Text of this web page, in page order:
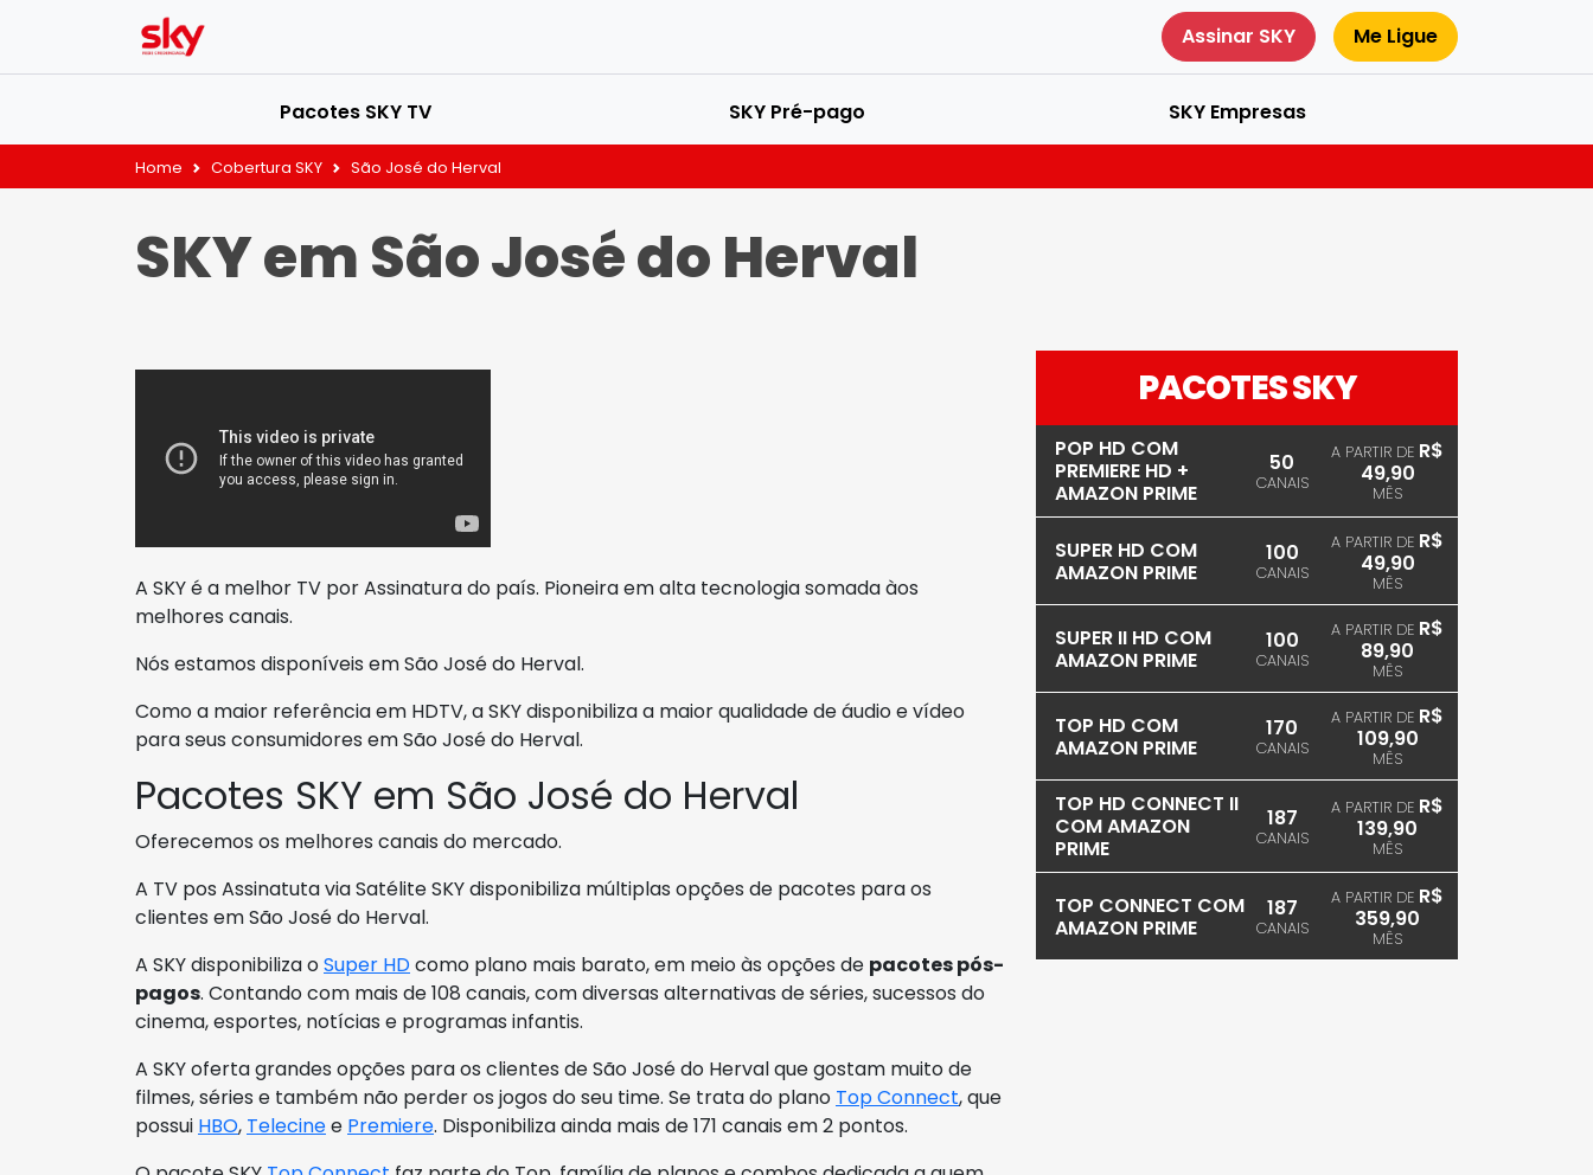
Assinar SKY Me Ligue
Pacotes SKY TV SKY Pré-pago SKY Empresas
Home Cobertura SKY São José do Herval
SKY em São José do Herval
A SKY é a melhor TV por Assinatura do país. Pioneira em alta tecnologia somada àos
melhores canais.
Nós estamos disponíveis em São José do Herval.
Como a maior referência em HDTV, a SKY disponibiliza a maior qualidade de áudio e vídeo
para seus consumidores em São José do Herval.
Pacotes SKY em São José do Herval
Oferecemos os melhores canais do mercado.
A TV pos Assinatuta via Satélite SKY disponibiliza múltiplas opções de pacotes para os
clientes em São José do Herval.
A SKY disponibiliza oSuper HDcomo plano mais barato, em meio às opções de pacotes pós-
pagos. Contando com mais de 108 canais, com diversas alternativas de séries, sucessos do
cinema, esportes, notícias e programas infantis.
A SKY oferta grandes opções para os clientes de São José do Herval que gostam muito de
filmes, séries e também não perder os jogos do seu time. Se trata do plano Top Connect, que
possui HBO, Telecinee Premiere. Disponibiliza ainda mais de 171 canais em 2 pontos.
PACOTES SKY
POP HD COM
PREMIERE HD +
AMAZON PRIME
50
CANAIS
A PARTIR DE R$
49,90
MÊS
SUPER HD COM
AMAZON PRIME
100
CANAIS
A PARTIR DE R$
49,90
MÊS
SUPER II HD COM
AMAZON PRIME
100
CANAIS
A PARTIR DE R$
89,90
MÊS
TOP HD COM
AMAZON PRIME
170
CANAIS
A PARTIR DE R$
109,90
MÊS
TOP HD CONNECT II
COM AMAZON
PRIME
187
CANAIS
A PARTIR DE R$
139,90
MÊS
TOP CONNECT COM
AMAZON PRIME
187
CANAIS
A PARTIR DE R$
359,90
MÊS